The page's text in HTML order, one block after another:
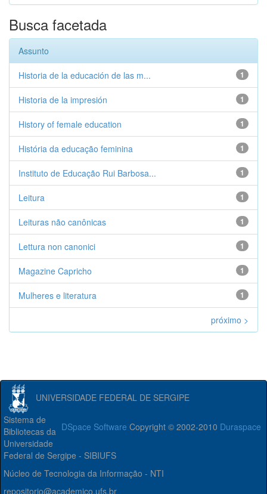
Busca facetada
Assunto
1
Historia de la educación de las m...
1
Historia de la impresión
1
History of female education
1
História da educação feminina
1
Instituto de Educação Rui Barbosa...
1
Leitura
1
Leituras não canônicas
1
Lettura non canonici
1
Magazine Capricho
1
Mulheres e literatura
próximo >
UNIVERSIDADE FEDERAL DE SERGIPE
DSpace Software Copyright © 2002-2010 Duraspace
Sistema de
Bibliotecas da
Universidade
Federal de Sergipe - SIBIUFS
Núcleo de Tecnologia da Informação - NTI
repositorio@academico.ufs.br